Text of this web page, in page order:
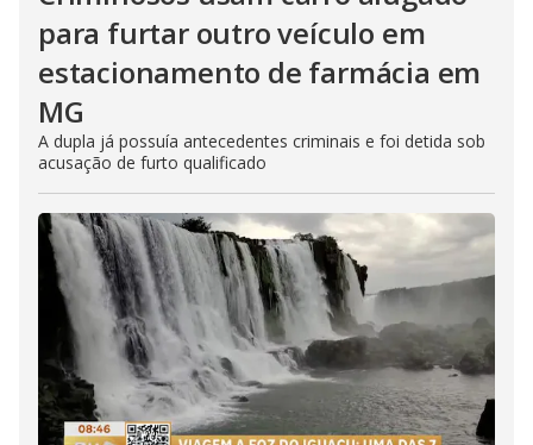
para furtar outro veículo em
estacionamento de farmácia em
MG
A dupla já possuía antecedentes criminais e foi detida sob
acusação de furto qualificado